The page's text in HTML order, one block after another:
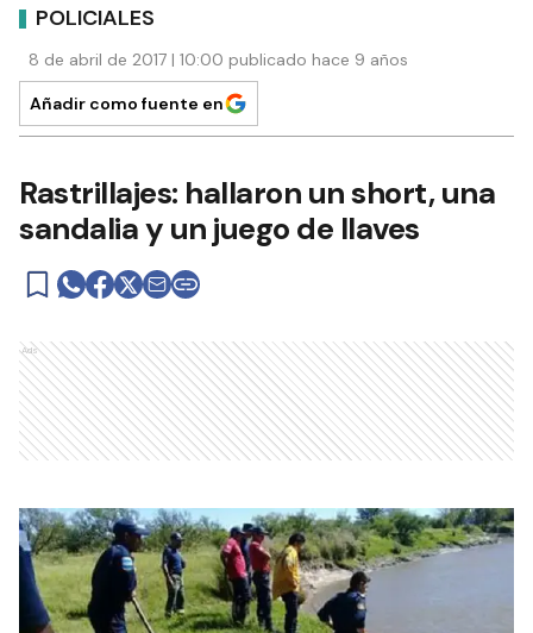
POLICIALES
8 de abril de 2017 | 10:00 publicado hace 9 años
Añadir como fuente en
Rastrillajes: hallaron un short, una
sandalia y un juego de llaves
Ads